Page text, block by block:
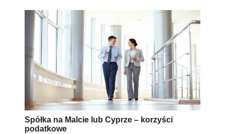
Spółka na Malcie lub Cyprze – korzyści
podatkowe